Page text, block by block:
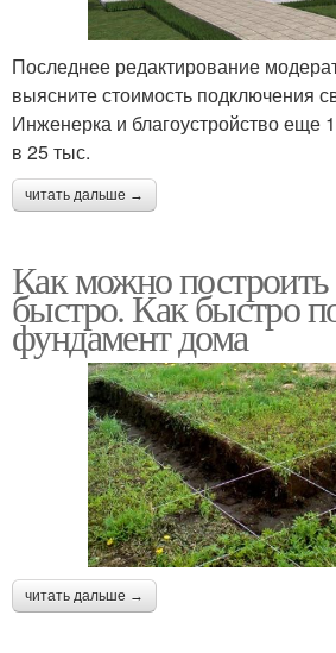
Последнее редактирование
выясните стоимость подключения
Инженерка и благоустройство еще
в 25 тыс.
читать дальше →
Как можно
быстро. Как быстро
фундамент дома
читать дальше →